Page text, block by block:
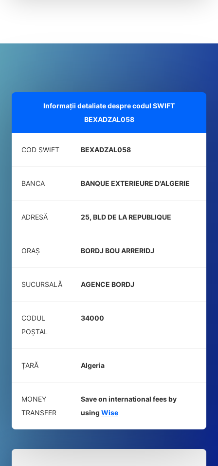
Informații detaliate despre codul SWIFT
BEXADZAL058
COD SWIFT BEXADZAL058
BANCA BANQUE EXTERIEURE D'ALGERIE
ADRESĂ 25, BLD DE LA REPUBLIQUE
ORAȘ BORDJ BOU ARRERIDJ
SUCURSALĂ AGENCE BORDJ
CODUL
POŞTAL
34000
ȚARĂ Algeria
MONEY
TRANSFER
Save on international fees by
using Wise